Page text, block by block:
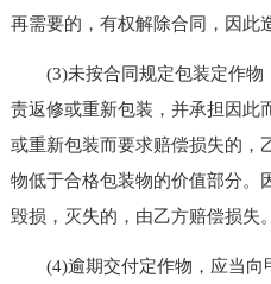
再需要的，有权解除合同，因此
(3)未按合同规定包装定作物
责返修或重新包装，并承担因此
或重新包装而要求赔偿损失的，
物低于合格包装物的价值部分。
毁损，灭失的，由乙方赔偿损失。
(4)逾期交付定作物，应当向